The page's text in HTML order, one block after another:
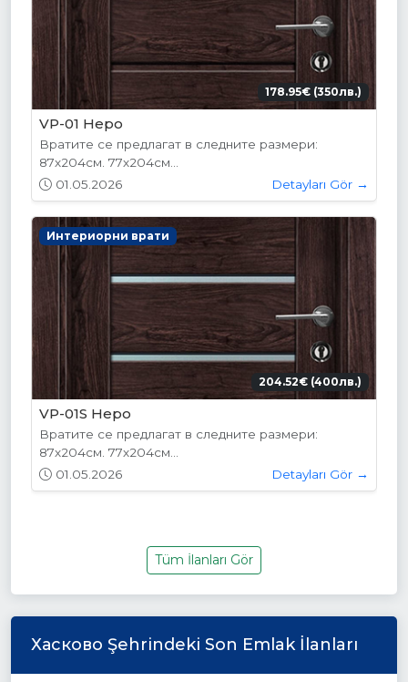
178.95€ (350лв.)
VP-01 Hepo
Вратите се предлагат в следните размери:
87х204см. 77х204см...
01.05.2026
Detayları Gör →
Интериорни врати
204.52€ (400лв.)
VP-01S Hepo
Вратите се предлагат в следните размери:
87х204см. 77х204см...
01.05.2026
Detayları Gör →
Tüm İlanları Gör
Хасково Şehrindeki Son Emlak İlanları